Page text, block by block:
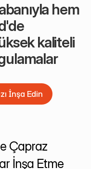
hem
kaliteli
İnşa Edin
İnşa Edin
Çapraz
İnşa Etme